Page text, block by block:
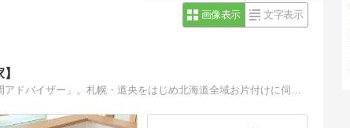
画像表示 文字表示